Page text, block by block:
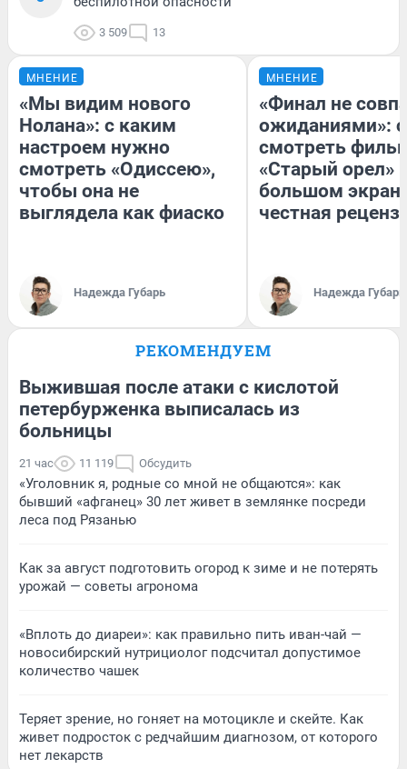
3 509 13
МНЕНИЕ
«Мы видим нового
Нолана»: с каким
настроем нужно
смотреть «Одиссею»,
чтобы она не
выглядела как фиаско
Надежда Губарь
МНЕНИЕ
«Финал не
ожиданиями»:
смотреть
«Старый орел»
большом
честная
Надежда Губарь
РЕКОМЕНДУЕМ
Выжившая после атаки с кислотой
петербурженка выписалась из
больницы
21 час 11 119 Обсудить
«Уголовник я, родные со мной не общаются»: как
бывший «афганец» 30 лет живет в землянке посреди
леса под Рязанью
Как за август подготовить огород к зиме и не потерять
урожай — советы агронома
«Вплоть до диареи»: как правильно пить иван-чай —
новосибирский нутрициолог подсчитал допустимое
количество чашек
Теряет зрение, но гоняет на мотоцикле и скейте. Как
живет подросток с редчайшим диагнозом, от которого
нет лекарств